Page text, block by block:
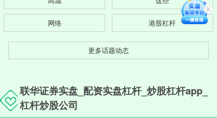
网络 港股杠杆
更多话题动态
联华证券实盘_配资实盘杠杆_炒股杠杆app_
杠杆炒股公司